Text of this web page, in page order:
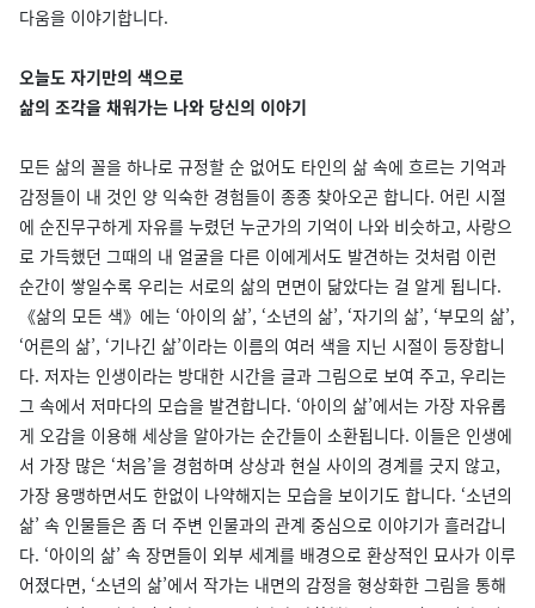
다움을 이야기합니다.
오늘도 자기만의 색으로
삶의 조각을 채워가는 나와 당신의 이야기
모든 삶의 꼴을 하나로 규정할 순 없어도 타인의 삶 속에 흐르는 기억과
감정들이 내 것인 양 익숙한 경험들이 종종 찾아오곤 합니다. 어린 시절
에 순진무구하게 자유를 누렸던 누군가의 기억이 나와 비슷하고, 사랑으
로 가득했던 그때의 내 얼굴을 다른 이에게서도 발견하는 것처럼 이런
순간이 쌓일수록 우리는 서로의 삶의 면면이 닮았다는 걸 알게 됩니다.
《삶의 모든 색》에는 ‘아이의 삶’, ‘소년의 삶’, ‘자기의 삶’, ‘부모의 삶’,
‘어른의 삶’, ‘기나긴 삶’이라는 이름의 여러 색을 지닌 시절이 등장합니
다. 저자는 인생이라는 방대한 시간을 글과 그림으로 보여 주고, 우리는
그 속에서 저마다의 모습을 발견합니다. ‘아이의 삶’에서는 가장 자유롭
게 오감을 이용해 세상을 알아가는 순간들이 소환됩니다. 이들은 인생에
서 가장 많은 ‘처음’을 경험하며 상상과 현실 사이의 경계를 긋지 않고,
가장 용맹하면서도 한없이 나약해지는 모습을 보이기도 합니다. ‘소년의
삶’ 속 인물들은 좀 더 주변 인물과의 관계 중심으로 이야기가 흘러갑니
다. ‘아이의 삶’ 속 장면들이 외부 세계를 배경으로 환상적인 묘사가 이루
어졌다면, ‘소년의 삶’에서 작가는 내면의 감정을 형상화한 그림을 통해